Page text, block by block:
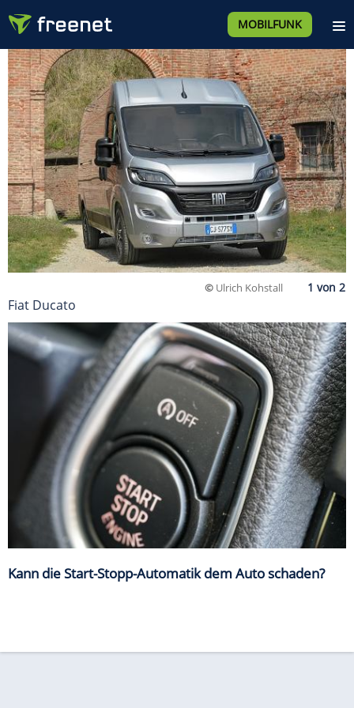
MOBILFUNK
© Ulrich Kohstall
Fiat Ducato
Kann die Start-Stopp-Automatik dem Auto schaden?